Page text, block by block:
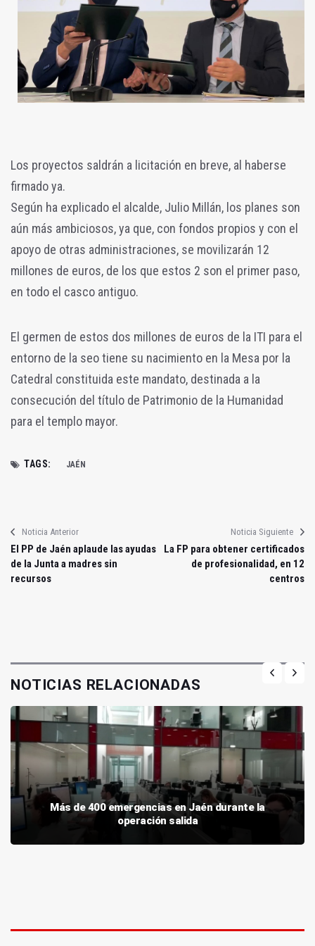
Los proyectos saldrán a licitación en breve, al haberse
firmado ya.
Según ha explicado el alcalde, Julio Millán, los planes son
aún más ambiciosos, ya que, con fondos propios y con el
apoyo de otras administraciones, se movilizarán 12
millones de euros, de los que estos 2 son el primer paso,
en todo el casco antiguo.
El germen de estos dos millones de euros de la ITI para el
entorno de la seo tiene su nacimiento en la Mesa por la
Catedral constituida este mandato, destinada a la
consecución del título de Patrimonio de la Humanidad
para el templo mayor.
TAGS: JAÉN
Noticia Anterior
El PP de Jaén aplaude las ayudas
de la Junta a madres sin
recursos
Noticia Siguiente
La FP para obtener certificados
de profesionalidad, en 12
centros
NOTICIAS RELACIONADAS
Más de 400 emergencias en Jaén durante la
operación salida